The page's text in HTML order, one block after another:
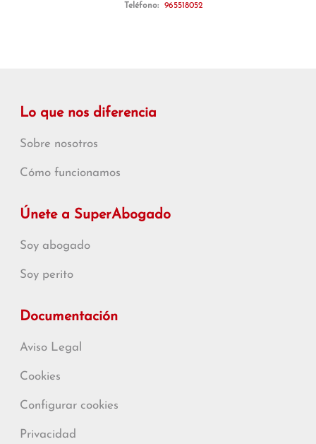
Teléfono:
965518052
Lo que nos diferencia
Sobre nosotros
Cómo funcionamos
Únete a SuperAbogado
Soy abogado
Soy perito
Documentación
Aviso Legal
Cookies
Configurar cookies
Privacidad